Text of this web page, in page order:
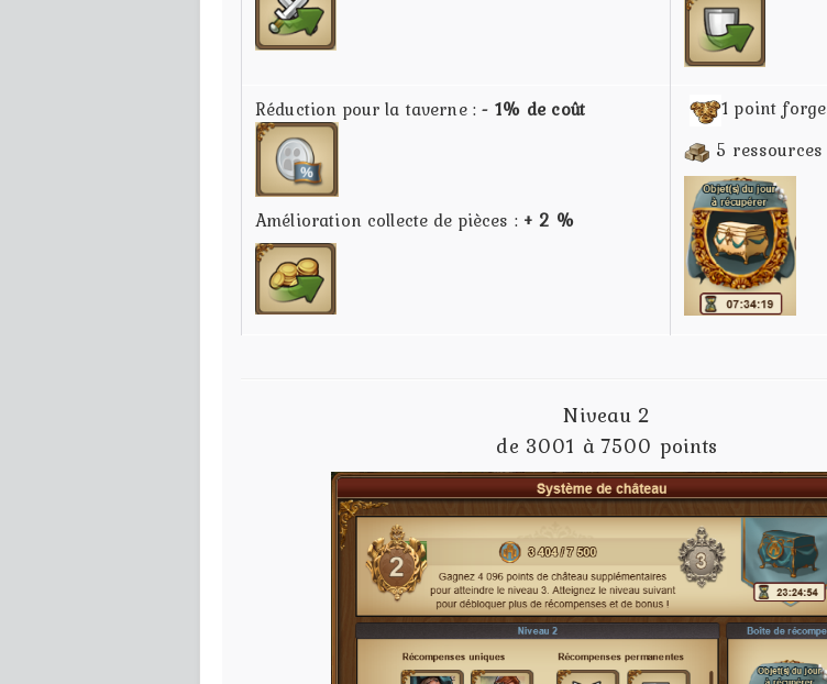
Réduction pour la taverne :- 1% de coût
Amélioration collecte de pièces : + 2 %
1 point forge
5 ressources
Niveau 2
de 3001 à 7500 points